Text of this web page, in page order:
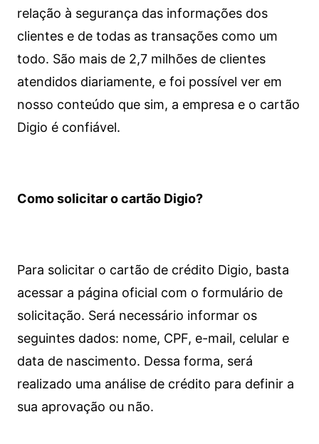
relação à segurança das informações dos
clientes e de todas as transações como um
todo. São mais de 2,7 milhões de clientes
atendidos diariamente, e foi possível ver em
nosso conteúdo que sim, a empresa e o cartão
Digio é confiável.
Como solicitar o cartão Digio?
Para solicitar o cartão de crédito Digio, basta
acessar a página oficial com o formulário de
solicitação. Será necessário informar os
seguintes dados: nome, CPF, e-mail, celular e
data de nascimento. Dessa forma, será
realizado uma análise de crédito para definir a
sua aprovação ou não.